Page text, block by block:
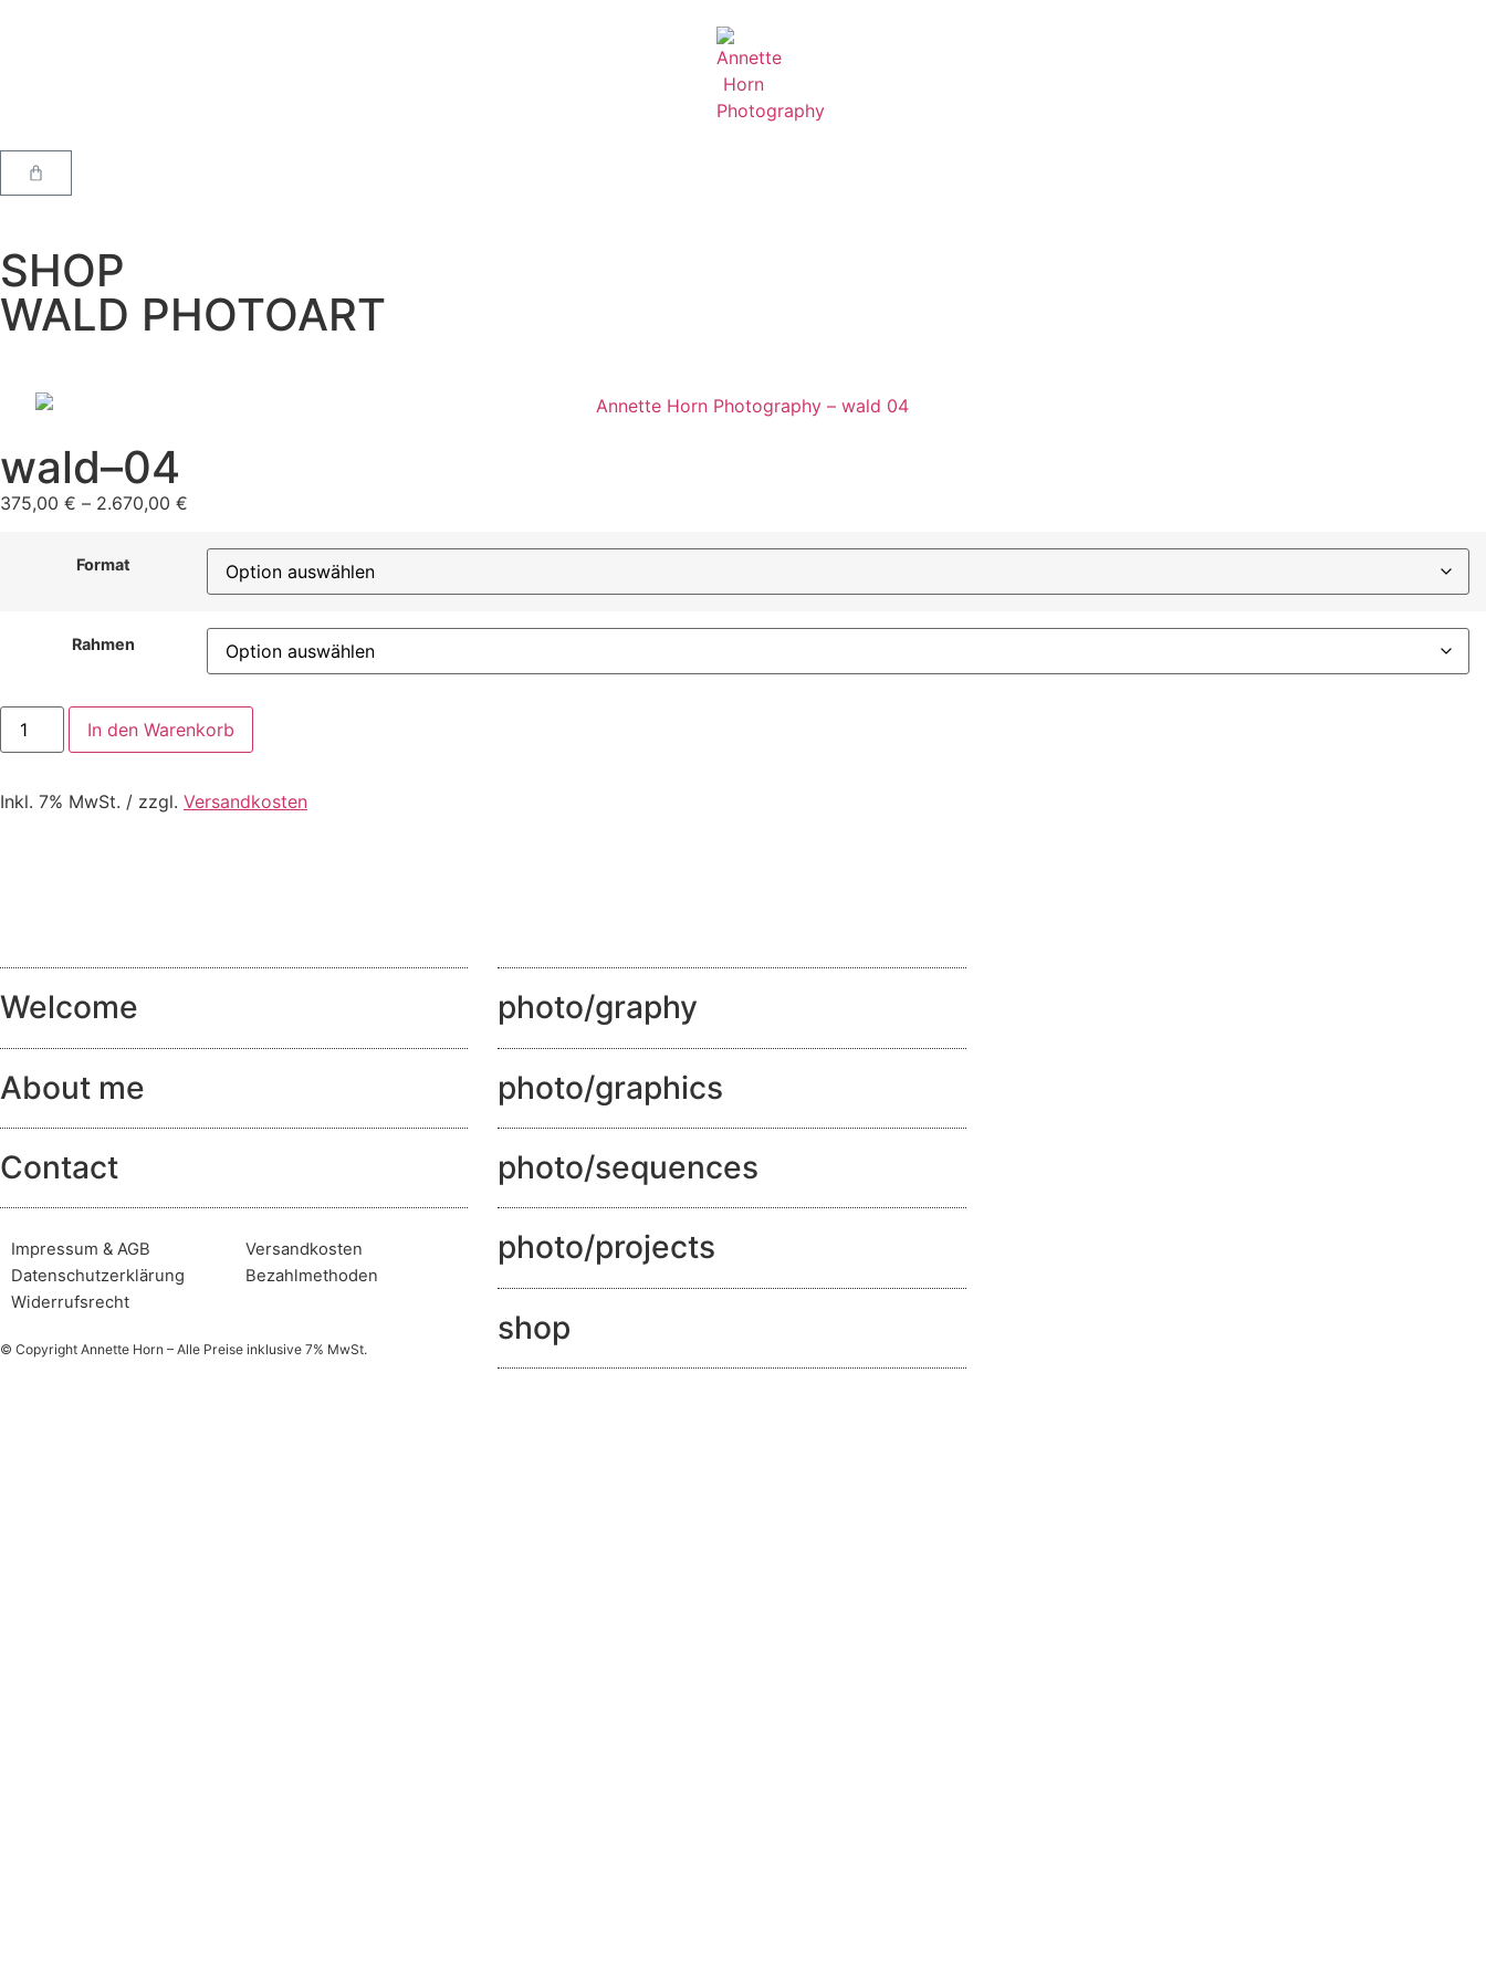
SHOP
WALD PHOTOART
wald–04
375,00 € – 2.670,00 €
Format
Rahmen
In den Warenkorb
Inkl. 7% MwSt. / zzgl. Versandkosten
Welcome
About me
Contact
Impressum & AGB
Datenschutzerklärung
Widerrufsrecht
Versandkosten
Bezahlmethoden
© Copyright Annette Horn – Alle Preise inklusive 7% MwSt.
photo/graphy
photo/graphics
photo/sequences
photo/projects
shop